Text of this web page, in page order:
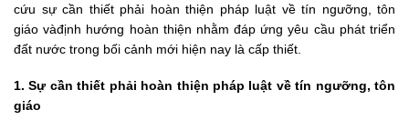
cứu sự cần thiết phải hoàn thiện pháp luật về tín ngưỡng, tôn
giáo vàđịnh hướng hoàn thiện nhằm đáp ứng yêu cầu phát triển
đất nước trong bối cảnh mới hiện nay là cấp thiết.
1. Sự cần thiết phải hoàn thiện pháp luật về tín ngưỡng, tôn
giáo